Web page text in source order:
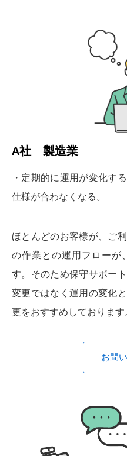
A社 製造業
・定期的に運用が変化す
仕様が合わなくなる。
ほとんどのお客様が、ご
の作業との運用フローが
す。そのため保守サポー
変更ではなく運用の変化
更をおすすめしております
お問